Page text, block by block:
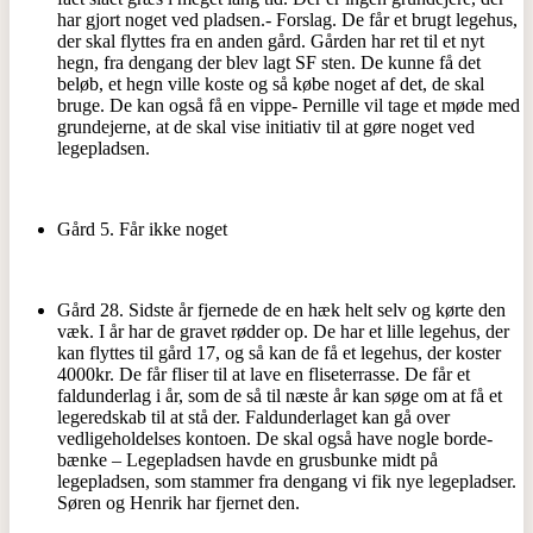
har gjort noget ved pladsen.- Forslag. De får et brugt legehus,
der skal flyttes fra en anden gård. Gården har ret til et nyt
hegn, fra dengang der blev lagt SF sten. De kunne få det
beløb, et hegn ville koste og så købe noget af det, de skal
bruge. De kan også få en vippe- Pernille vil tage et møde med
grundejerne, at de skal vise initiativ til at gøre noget ved
legepladsen.
Gård 5. Får ikke noget
Gård 28. Sidste år fjernede de en hæk helt selv og kørte den
væk. I år har de gravet rødder op. De har et lille legehus, der
kan flyttes til gård 17, og så kan de få et legehus, der koster
4000kr. De får fliser til at lave en fliseterrasse. De får et
faldunderlag i år, som de så til næste år kan søge om at få et
legeredskab til at stå der. Faldunderlaget kan gå over
vedligeholdelses kontoen. De skal også have nogle borde-
bænke – Legepladsen havde en grusbunke midt på
legepladsen, som stammer fra dengang vi fik nye legepladser.
Søren og Henrik har fjernet den.